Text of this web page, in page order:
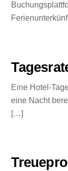
Eine Hotel-
eine Nacht
[…]